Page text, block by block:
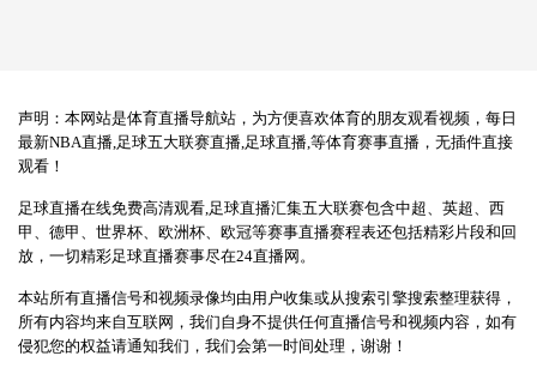
声明：本网站是体育直播导航站，为方便喜欢体育的朋友观看视频，每日
最新NBA直播,足球五大联赛直播,足球直播,等体育赛事直播，无插件直接
观看！
足球直播在线免费高清观看,足球直播汇集五大联赛包含中超、英超、西
甲、德甲、世界杯、欧洲杯、欧冠等赛事直播赛程表还包括精彩片段和回
放，一切精彩足球直播赛事尽在24直播网。
本站所有直播信号和视频录像均由用户收集或从搜索引擎搜索整理获得，
所有内容均来自互联网，我们自身不提供任何直播信号和视频内容，如有
侵犯您的权益请通知我们，我们会第一时间处理，谢谢！